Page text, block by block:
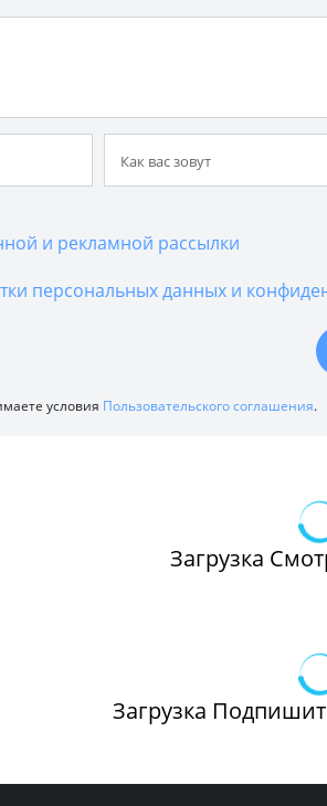
и рекламной рассылки
персональных данных и
условия Пользовательского соглашения.
Загрузка
Загрузка